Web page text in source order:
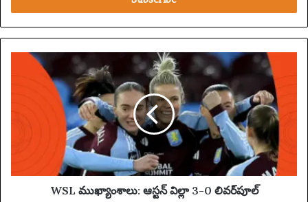
r
y
ఆ
WSL ముఖ్యాంశాలు: ఆస్టన్ విల్లా 3-0 లివర్‌పూల్